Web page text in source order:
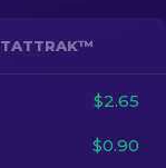
$2.65
$0.90